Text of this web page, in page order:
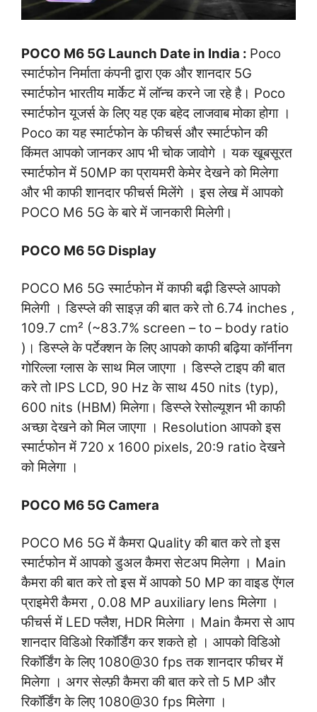
POCO M6 5G Launch Date in India : Poco
स्मार्टफोन निर्माता कंपनी द्वारा एक और शानदार 5G
स्मार्टफोन भारतीय मार्केट में लॉन्च करने जा रहे है। Poco
स्मार्टफोन यूजर्स के लिए यह एक बहेद लाजवाब मोका होगा ।
Poco का यह स्मार्टफोन के फीचर्स और स्मार्टफोन की
किंमत आपको जानकर आप भी चोक जावोगे । यक खूबसूरत
स्मार्टफोन में 50MP का प्रायमरी केमेर देखने को मिलेगा
और भी काफी शानदार फीचर्स मिलेंगे । इस लेख में आपको
POCO M6 5G के बारे में जानकारी मिलेगी।
POCO M6 5G Display
POCO M6 5G स्मार्टफोन में काफी बढ़ी डिस्प्ले आपको
मिलेगी । डिस्प्ले की साइज़ की बात करे तो 6.74 inches ,
109.7 cm² (~83.7% screen – to – body ratio
)। डिस्प्ले के पर्टेक्शन के लिए आपको काफी बढ़िया कॉर्नीनग
गोरिल्ला ग्लास के साथ मिल जाएगा । डिस्प्ले टाइप की बात
करे तो IPS LCD, 90 Hz के साथ 450 nits (typ),
600 nits (HBM) मिलेगा। डिस्प्ले रेसोल्यूशन भी काफी
अच्छा देखने को मिल जाएगा । Resolution आपको इस
स्मार्टफोन में 720 x 1600 pixels, 20:9 ratio देखने
को मिलेगा ।
POCO M6 5G Camera
POCO M6 5G में कैमरा Quality की बात करे तो इस
स्मार्टफोन में आपको डुअल कैमरा सेटअप मिलेगा । Main
कैमरा की बात करे तो इस में आपको 50 MP का वाइड ऐंगल
प्राइमेरी कैमरा , 0.08 MP auxiliary lens मिलेगा ।
फीचर्स में LED फ्लैश, HDR मिलेगा । Main कैमरा से आप
शानदार विडिओ रिकॉर्डिंग कर शकते हो । आपको विडिओ
रिकॉर्डिंग के लिए 1080@30 fps तक शानदार फीचर में
मिलेगा । अगर सेल्फ़ी कैमरा की बात करे तो 5 MP और
रिकॉर्डिंग के लिए 1080@30 fps मिलेगा ।